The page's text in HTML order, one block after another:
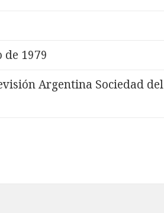
1979
Argentina Sociedad del